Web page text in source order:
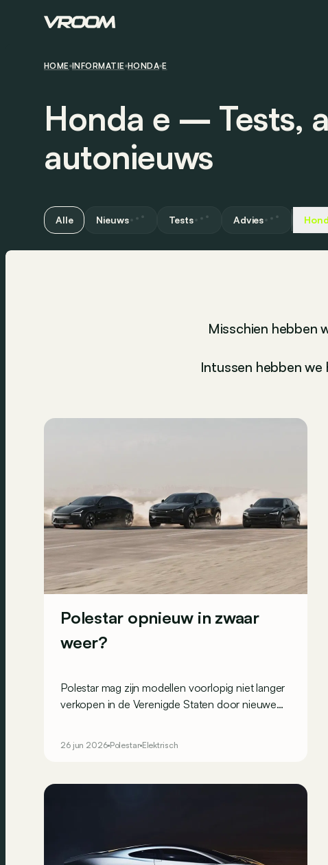
HOME INFORMATIE HONDA E
Honda e ― Tests,
autonieuws
Alle Nieuws Tests Advies
Misschien hebben
Intussen hebben
Polestar opnieuw in zwaar
weer?
Polestar mag zijn modellen voorlopig niet langer
verkopen in de Verenigde Staten door nieuwe
26 jun 2026 Polestar Elektrisch